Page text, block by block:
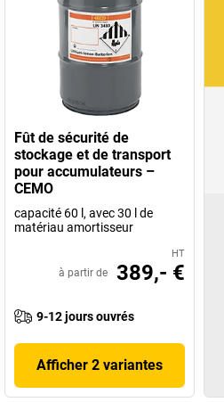
Fût de sécurité de
stockage et de transport
pour accumulateurs –
CEMO
capacité 60 l, avec 30 l de
matériau amortisseur
HT
à partir de 389,- €
9-12 jours ouvrés
Afficher 2 variantes